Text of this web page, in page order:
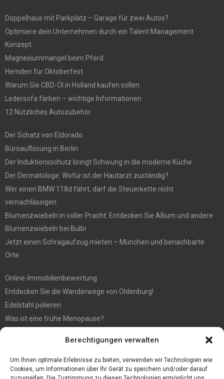
Berechtigungen verwalten
Um Ihnen optimale Erlebnisse zu bieten, verwenden wir Technologien wie
Cookies, um Informationen über Ihr Gerät zu speichern und/oder darauf
Doppelhaus mit Parkplatz – Garage für zwei Autos?
Optimiere dein Unternehmen durch ein Talent Management
Konzept
Magnesiummangel beim Pferd
Hemden für Oktoberfest
Warum Sie CBD-Öl in Holland kaufen sollen
Ledersofa färben – wichtige Informationen
12 Nützliches Autozubehör
Der Schatz von Eldorado
Büroauflösung in Berlin
Der Induktionsschutz bringt Schwung in die moderne Küche
Der Dermatologe: Wofür ist der Hautarzt zuständig?
Wer einen BMW 118d fährt, darf die Steuerkette nicht
vernachlässigen
Blumenzwiebeln in voller Pracht: Entdecken Sie Allium und andere
Blumenzwiebeln bei Bulbi
Jetzt einen Schrägaufzug mieten – München und benachbarte
Orte
Online-Immobilienbewertung
Entdecken Sie die Wanderwege von Oldenburg!
Edelstahl polieren
Was ist eine frühe Menopause?
Tipps für günstige Parkplätze am Flughafen Köln
5 Dinge, die Sie tun müssen, wenn Sie nach Ibiza reisen